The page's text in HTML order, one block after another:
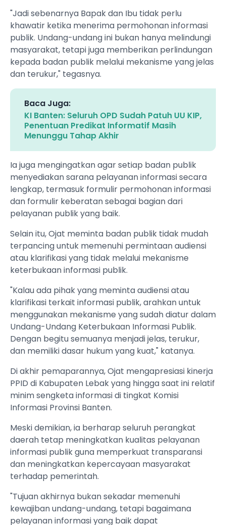
"Jadi sebenarnya Bapak dan Ibu tidak perlu
khawatir ketika menerima permohonan informasi
publik. Undang-undang ini bukan hanya melindungi
masyarakat, tetapi juga memberikan perlindungan
kepada badan publik melalui mekanisme yang jelas
dan terukur," tegasnya.
Baca Juga:
KI Banten: Seluruh OPD Sudah Patuh UU KIP,
Penentuan Predikat Informatif Masih
Menunggu Tahap Akhir
Ia juga mengingatkan agar setiap badan publik
menyediakan sarana pelayanan informasi secara
lengkap, termasuk formulir permohonan informasi
dan formulir keberatan sebagai bagian dari
pelayanan publik yang baik.
Selain itu, Ojat meminta badan publik tidak mudah
terpancing untuk memenuhi permintaan audiensi
atau klarifikasi yang tidak melalui mekanisme
keterbukaan informasi publik.
"Kalau ada pihak yang meminta audiensi atau
klarifikasi terkait informasi publik, arahkan untuk
menggunakan mekanisme yang sudah diatur dalam
Undang-Undang Keterbukaan Informasi Publik.
Dengan begitu semuanya menjadi jelas, terukur,
dan memiliki dasar hukum yang kuat," katanya.
Di akhir pemaparannya, Ojat mengapresiasi kinerja
PPID di Kabupaten Lebak yang hingga saat ini relatif
minim sengketa informasi di tingkat Komisi
Informasi Provinsi Banten.
Meski demikian, ia berharap seluruh perangkat
daerah tetap meningkatkan kualitas pelayanan
informasi publik guna memperkuat transparansi
dan meningkatkan kepercayaan masyarakat
terhadap pemerintah.
"Tujuan akhirnya bukan sekadar memenuhi
kewajiban undang-undang, tetapi bagaimana
pelayanan informasi yang baik dapat